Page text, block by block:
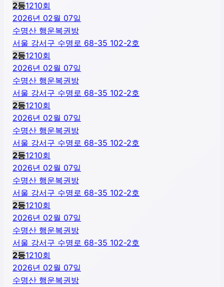
2등1210회
2026년 02월 07일
수명산 행운복권방
서울 강서구 수명로 68-35 102-2호
2등1210회
2026년 02월 07일
수명산 행운복권방
서울 강서구 수명로 68-35 102-2호
2등1210회
2026년 02월 07일
수명산 행운복권방
서울 강서구 수명로 68-35 102-2호
2등1210회
2026년 02월 07일
수명산 행운복권방
서울 강서구 수명로 68-35 102-2호
2등1210회
2026년 02월 07일
수명산 행운복권방
서울 강서구 수명로 68-35 102-2호
2등1210회
2026년 02월 07일
수명산 행운복권방